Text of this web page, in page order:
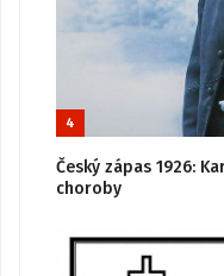
4
Český zápas 1926:
choroby